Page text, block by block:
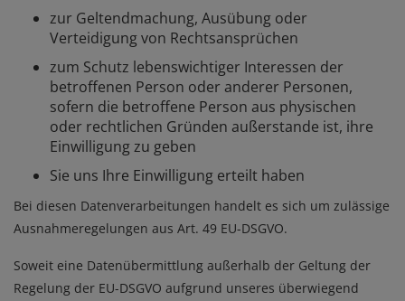
zur Geltendmachung, Ausübung oder
Verteidigung von Rechtsansprüchen
zum Schutz lebenswichtiger Interessen der
betroffenen Person oder anderer Personen,
sofern die betroffene Person aus physischen
oder rechtlichen Gründen außerstande ist, ihre
Einwilligung zu geben
Sie uns Ihre Einwilligung erteilt haben
Bei diesen Datenverarbeitungen handelt es sich um zulässige
Ausnahmeregelungen aus Art. 49 EU-DSGVO.
Soweit eine Datenübermittlung außerhalb der Geltung der
Regelung der EU-DSGVO aufgrund unseres überwiegend